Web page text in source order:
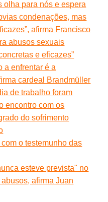
olha para nós e espera
condenações, mas
afirma Francisco
abusos sexuais
e eficazes”
a enfrentar é a
cardeal Brandmüller
de trabalho foram
encontro com os
do sofrimento
o testemunho das
esteve prevista" no
afirma Juan